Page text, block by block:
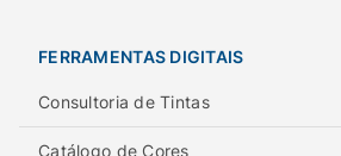
FERRAMENTAS DIGITAIS
Consultoria de Tintas
Catálogo de Cores